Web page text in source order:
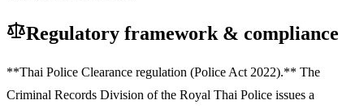
Regulatory framework & compliance
**Thai Police Clearance regulation (Police Act 2022).** The
Criminal Records Division of the Royal Thai Police issues a